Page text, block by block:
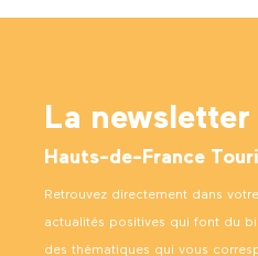
La newsletter
Hauts-de-France
Retrouvez directement dans
actualités positives qui font du
des thématiques qui vous